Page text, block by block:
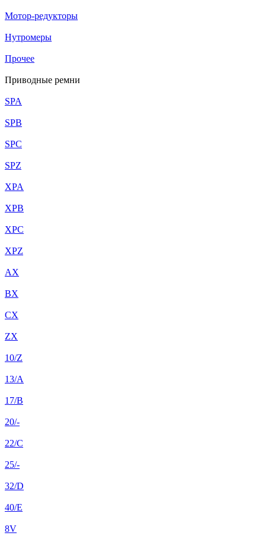
Мотор-редукторы
Нутромеры
Прочее
Приводные ремни
SPA
SPB
SPC
SPZ
XPA
XPB
XPC
XPZ
AX
BX
CX
ZX
10/Z
13/A
17/B
20/-
22/C
25/-
32/D
40/E
8V